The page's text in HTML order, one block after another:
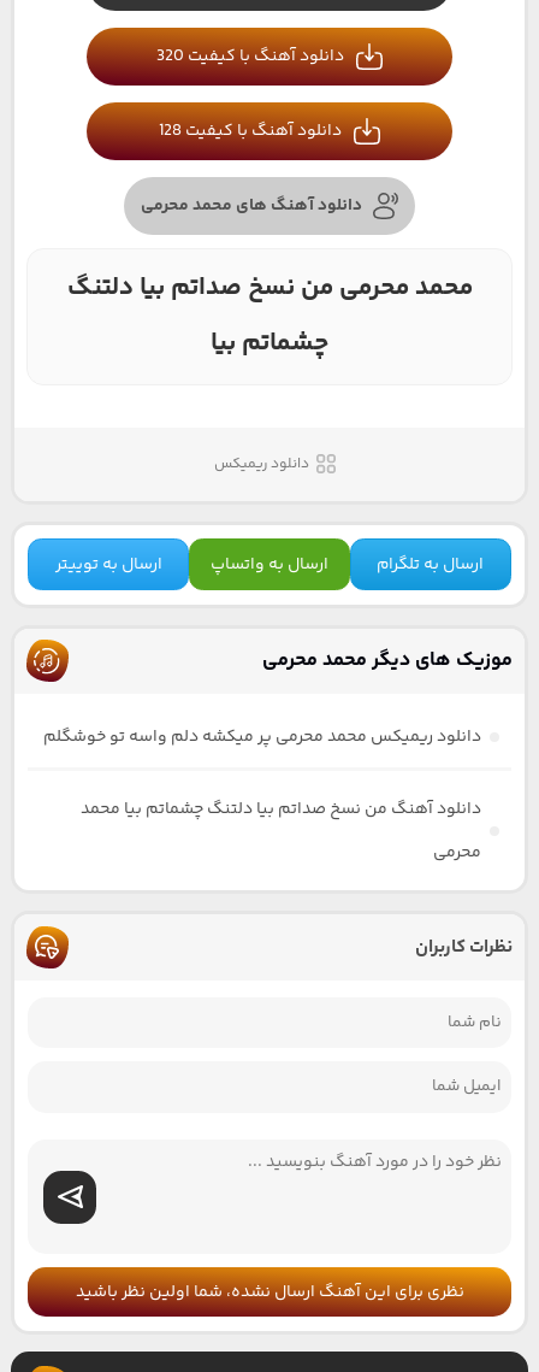
دانلود آهنگ با کیفیت 320
دانلود آهنگ با کیفیت 128
دانلود آهنگ های محمد محرمی
محمد محرمی من نسخ صداتم بیا دلتنگ
چشماتم بیا
دانلود ریمیکس
ارسال به تلگرام ارسال به واتساپ ارسال به توییتر
موزیک های دیگر محمد محرمی
دانلود ریمیکس محمد محرمی پر میکشه دلم واسه تو خوشگلم
دانلود آهنگ من نسخ صداتم بیا دلتنگ چشماتم بیا محمد
محرمی
نظرات کاربران
نظری برای این آهنگ ارسال نشده، شما اولین نظر باشید